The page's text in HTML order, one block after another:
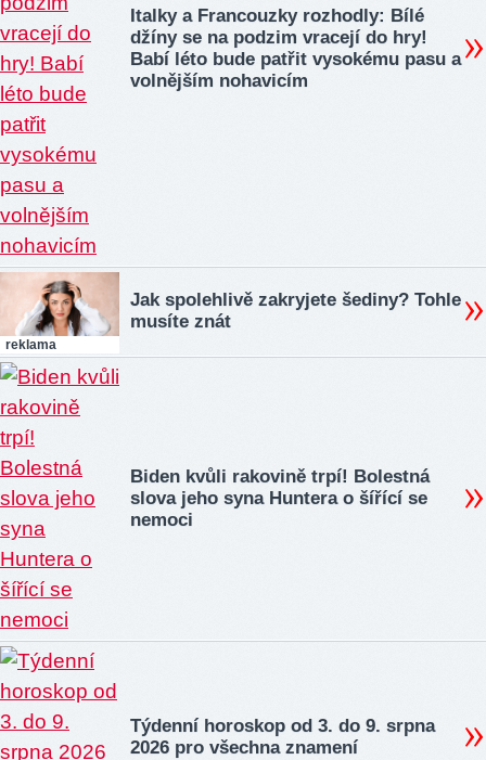
Italky a Francouzky rozhodly: Bílé
džíny se na podzim vracejí do hry!
Babí léto bude patřit vysokému pasu a
volnějším nohavicím
reklama
Jak spolehlivě zakryjete šediny? Tohle
musíte znát
Biden kvůli rakovině trpí! Bolestná
slova jeho syna Huntera o šířící se
nemoci
Týdenní horoskop od 3. do 9. srpna
2026 pro všechna znamení